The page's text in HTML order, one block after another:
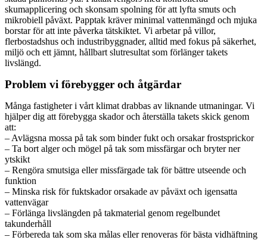
skumapplicering och skonsam spolning för att lyfta smuts och
mikrobiell påväxt. Papptak kräver minimal vattenmängd och mjuka
borstar för att inte påverka tätskiktet. Vi arbetar på villor,
flerbostadshus och industribyggnader, alltid med fokus på säkerhet,
miljö och ett jämnt, hållbart slutresultat som förlänger takets
livslängd.
Problem vi förebygger och åtgärdar
Många fastigheter i vårt klimat drabbas av liknande utmaningar. Vi
hjälper dig att förebygga skador och återställa takets skick genom
att:
– Avlägsna mossa på tak som binder fukt och orsakar frostsprickor
– Ta bort alger och mögel på tak som missfärgar och bryter ner
ytskikt
– Rengöra smutsiga eller missfärgade tak för bättre utseende och
funktion
– Minska risk för fuktskador orsakade av påväxt och igensatta
vattenvägar
– Förlänga livslängden på takmaterial genom regelbundet
takunderhåll
– Förbereda tak som ska målas eller renoveras för bästa vidhäftning